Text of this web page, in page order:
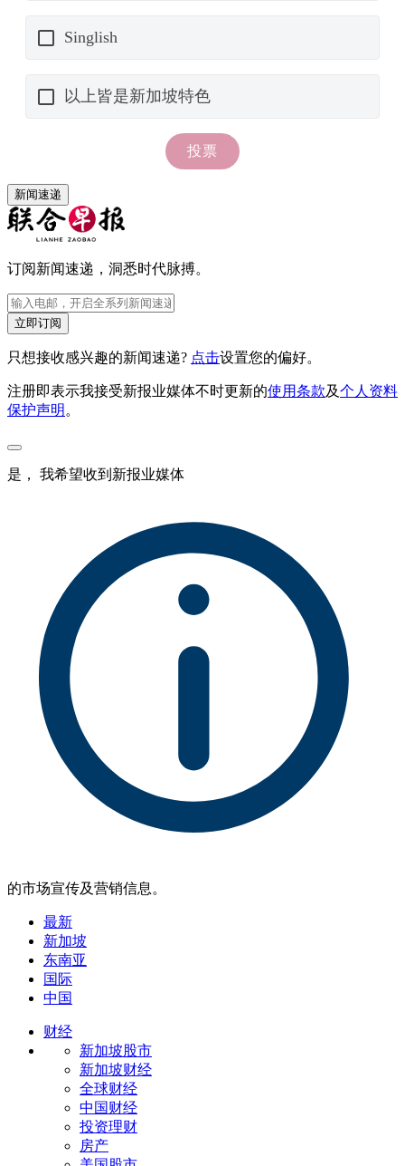
新闻速递
订阅新闻速递，洞悉时代脉搏。
立即订阅
只想接收感兴趣的新闻速递? 点击设置您的偏好。
注册即表示我接受新报业媒体不时更新的使用条款及个人资料
保护声明。
是， 我希望收到新报业媒体
的市场宣传及营销信息。
最新
新加坡
东南亚
国际
中国
财经
新加坡股市
新加坡财经
全球财经
中国财经
投资理财
房产